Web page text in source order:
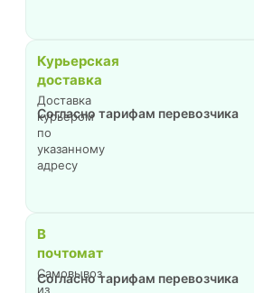
Курьерская
доставка
Доставка
курьером
по
указанному
адресу
Согласно тарифам перевозчика
В
почтомат
Самовывоз
из
Согласно тарифам перевозчика